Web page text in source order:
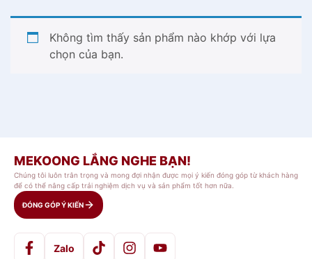
Không tìm thấy sản phẩm nào khớp với lựa
chọn của bạn.
MEKOONG LẮNG NGHE BẠN!
Chúng tôi luôn trân trọng và mong đợi nhận được mọi ý kiến đóng góp từ khách hàng
để có thể nâng cấp trải nghiệm dịch vụ và sản phẩm tốt hơn nữa.
ĐÓNG GÓP Ý KIẾN
Zalo